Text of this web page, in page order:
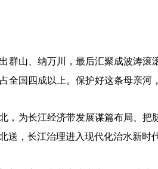
群山、纳万川，最后汇聚成波涛滚
全国四成以上。保护好这条母亲河
，为长江经济带发展谋篇布局、
，长江治理进入现代化治水新时代